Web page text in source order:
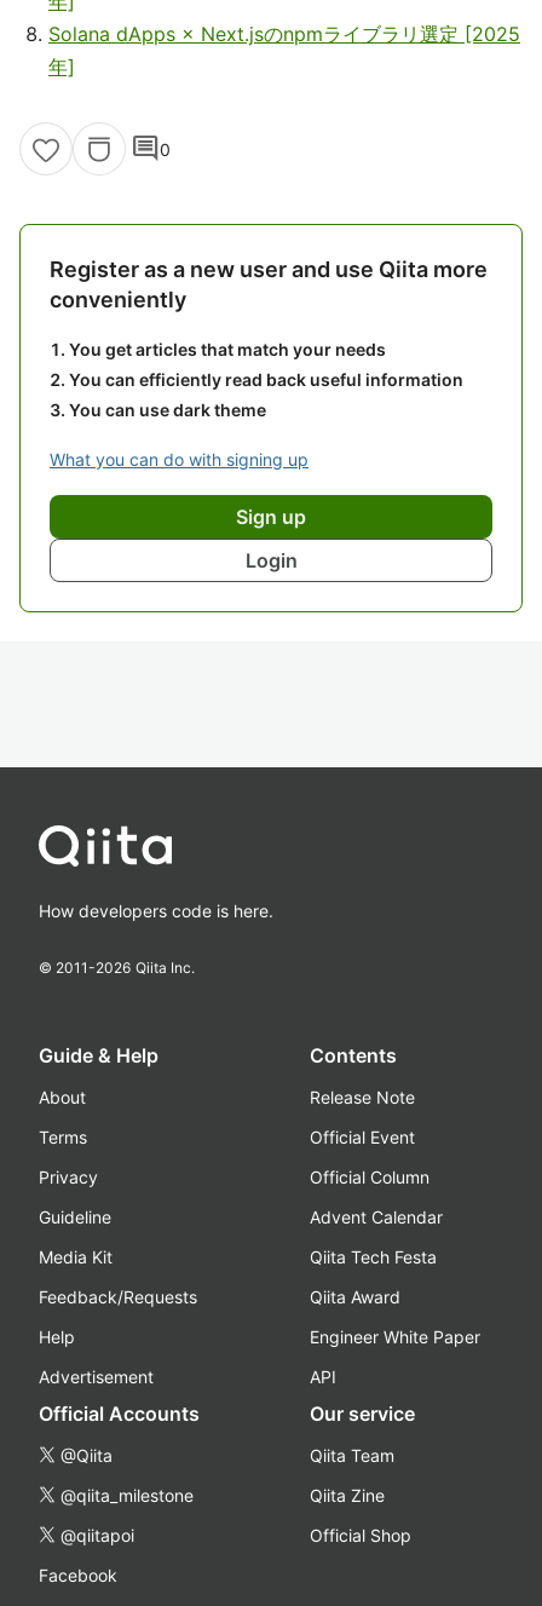
Solana dApps × Next.jsのnpmライブラリ選定 [2025
年]
comment0
Register as a new user and use Qiita more
conveniently
You get articles that match your needs
You can efficiently read back useful information
You can use dark theme
What you can do with signing up
Sign up
Login
How developers code is here.
© 2011-2026 Qiita Inc.
Guide & Help
About
Terms
Privacy
Guideline
Media Kit
Feedback/Requests
Help
Advertisement
Contents
Release Note
Official Event
Official Column
Advent Calendar
Qiita Tech Festa
Qiita Award
Engineer White Paper
API
Official Accounts
@Qiita
@qiita_milestone
@qiitapoi
Facebook
Our service
Qiita Team
Qiita Zine
Official Shop